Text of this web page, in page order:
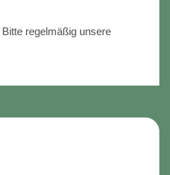
regelmäßig unsere